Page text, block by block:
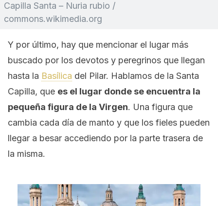
Capilla Santa – Nuria rubio /
commons.wikimedia.org
Y por último, hay que mencionar el lugar más
buscado por los devotos y peregrinos que llegan
hasta la Basílica del Pilar. Hablamos de la Santa
Capilla, que es el lugar donde se encuentra la
pequeña figura de la Virgen. Una figura que
cambia cada día de manto y que los fieles pueden
llegar a besar accediendo por la parte trasera de
la misma.